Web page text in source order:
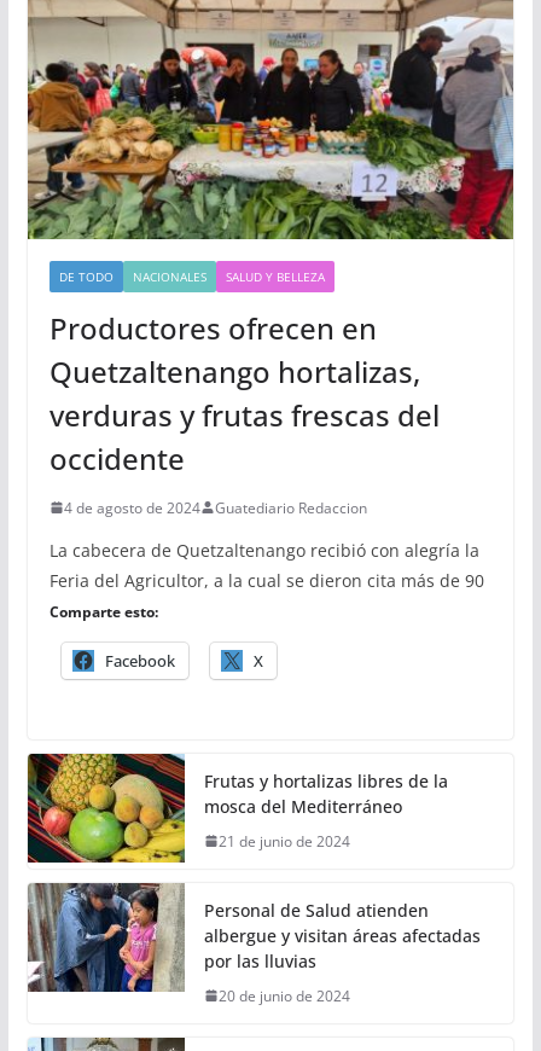
DE TODO NACIONALES SALUD Y BELLEZA
Productores ofrecen en
Quetzaltenango hortalizas,
verduras y frutas frescas del
occidente
4 de agosto de 2024 Guatediario Redaccion
La cabecera de Quetzaltenango recibió con alegría la
Feria del Agricultor, a la cual se dieron cita más de 90
Comparte esto:
Facebook X
Frutas y hortalizas libres de la
mosca del Mediterráneo
21 de junio de 2024
Personal de Salud atienden
albergue y visitan áreas afectadas
por las lluvias
20 de junio de 2024